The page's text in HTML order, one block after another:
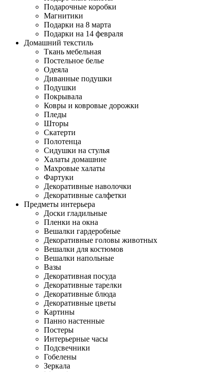
Подарочные коробки
Магнитики
Подарки на 8 марта
Подарки на 14 февраля
Домашний текстиль
Ткань мебельная
Постельное белье
Одеяла
Диванные подушки
Подушки
Покрывала
Ковры и ковровые дорожки
Пледы
Шторы
Скатерти
Полотенца
Сидушки на стулья
Халаты домашние
Махровые халаты
Фартуки
Декоративные наволочки
Декоративные салфетки
Предметы интерьера
Доски гладильные
Пленки на окна
Вешалки гардеробные
Декоративные головы животных
Вешалки для костюмов
Вешалки напольные
Вазы
Декоративная посуда
Декоративные тарелки
Декоративные блюда
Декоративные цветы
Картины
Панно настенные
Постеры
Интерьерные часы
Подсвечники
Гобелены
Зеркала